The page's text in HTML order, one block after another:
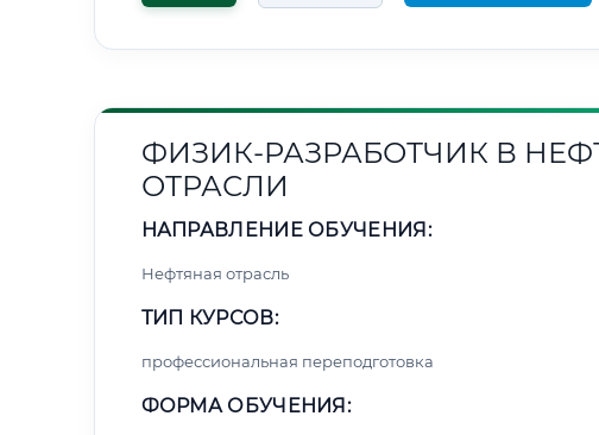
ФИЗИК-РАЗРАБОТЧИК В
ОТРАСЛИ
НАПРАВЛЕНИЕ ОБУЧЕНИЯ:
Нефтяная отрасль
ТИП КУРСОВ:
профессиональная переподготовка
ФОРМА ОБУЧЕНИЯ: